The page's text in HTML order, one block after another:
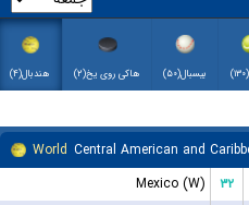
بیسبال(۵۰) هاکی روی یخ(۲) هندبال(۴)
World Central American and
Mexico (W)
۳۲